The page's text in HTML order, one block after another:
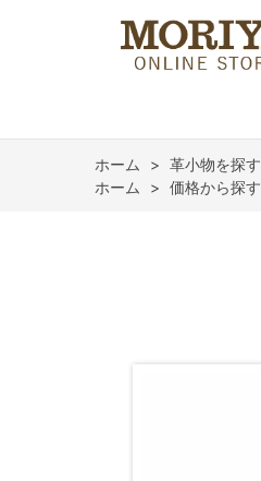
ホーム > 革小物を探す
ホーム
> 価格から探す